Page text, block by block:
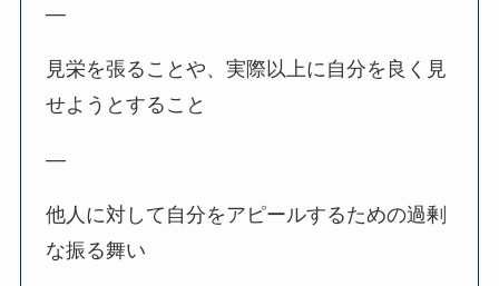
—
見栄を張ることや、実際以上に自分を良く見
せようとすること
—
他人に対して自分をアピールするための過剰
な振る舞い